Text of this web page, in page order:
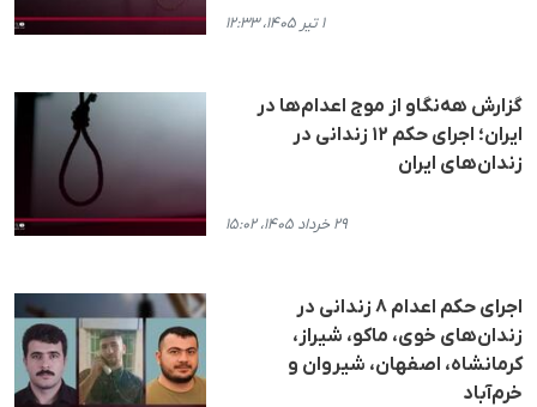
۱ تیر ۱۴۰۵، ۱۲:۳۳
گزارش هه‌نگاو از موج اعدام‌ها در
ایران؛ اجرای حکم ۱۲ زندانی در
زندان‌های ایران
۲۹ خرداد ۱۴۰۵، ۱۵:۰۲
اجرای حکم اعدام ۸ زندانی در
زندان‌های خوی، ماکو، شیراز،
کرمانشاه، اصفهان، شیروان و
خرم‌آباد